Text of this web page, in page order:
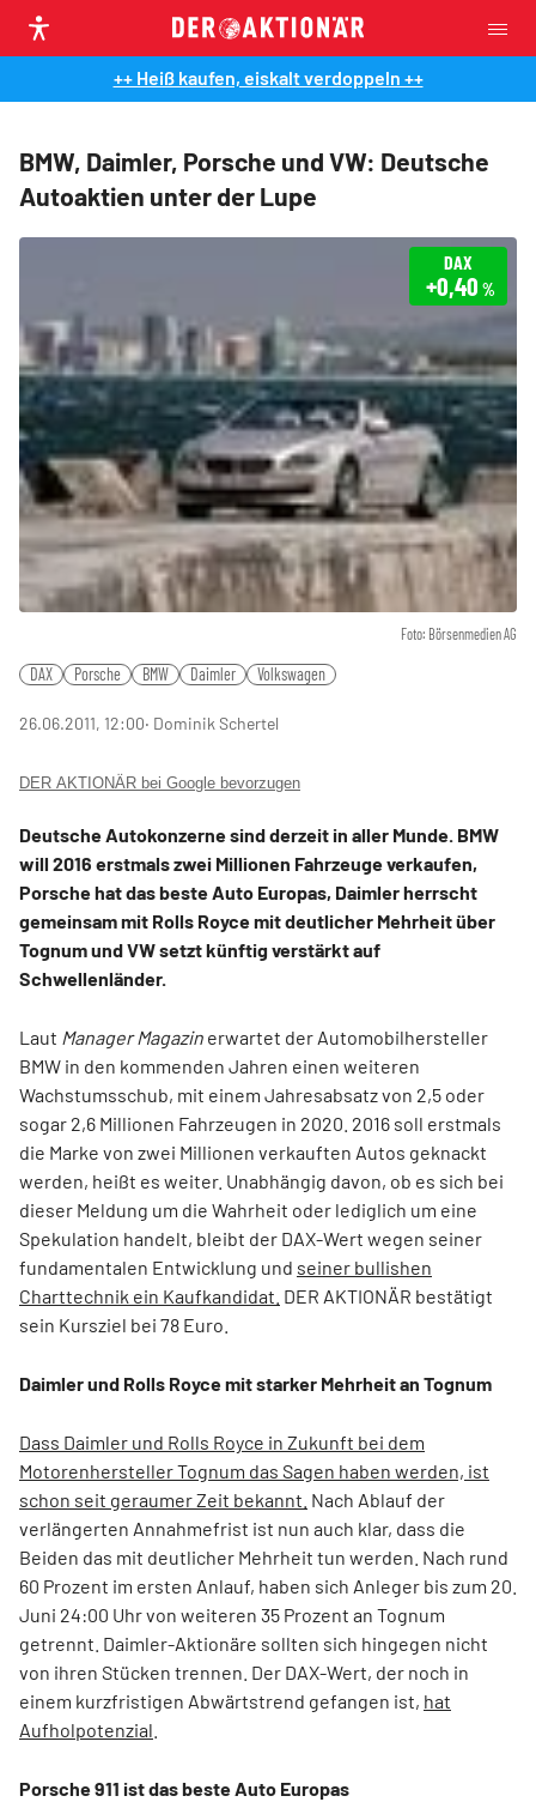
++ Heiß kaufen, eiskalt verdoppeln ++
BMW, Daimler, Porsche und VW: Deutsche
Autoaktien unter der Lupe
Foto: Börsenmedien AG
DAX
+0,40 %
DAX Porsche BMW Daimler Volkswagen
26.06.2011, 12:00‧ Dominik Schertel
DER AKTIONÄR bei Google bevorzugen
Deutsche Autokonzerne sind derzeit in aller Munde. BMW
will 2016 erstmals zwei Millionen Fahrzeuge verkaufen,
Porsche hat das beste Auto Europas, Daimler herrscht
gemeinsam mit Rolls Royce mit deutlicher Mehrheit über
Tognum und VW setzt künftig verstärkt auf
Schwellenländer.
Laut Manager Magazin erwartet der Automobilhersteller
BMW in den kommenden Jahren einen weiteren
Wachstumsschub, mit einem Jahresabsatz von 2,5 oder
sogar 2,6 Millionen Fahrzeugen in 2020. 2016 soll erstmals
die Marke von zwei Millionen verkauften Autos geknackt
werden, heißt es weiter. Unabhängig davon, ob es sich bei
dieser Meldung um die Wahrheit oder lediglich um eine
Spekulation handelt, bleibt der DAX-Wert wegen seiner
fundamentalen Entwicklung und seiner bullishen
Charttechnik ein Kaufkandidat. DER AKTIONÄR bestätigt
sein Kursziel bei 78 Euro.
Daimler und Rolls Royce mit starker Mehrheit an Tognum
Dass Daimler und Rolls Royce in Zukunft bei dem
Motorenhersteller Tognum das Sagen haben werden, ist
schon seit geraumer Zeit bekannt. Nach Ablauf der
verlängerten Annahmefrist ist nun auch klar, dass die
Beiden das mit deutlicher Mehrheit tun werden. Nach rund
60 Prozent im ersten Anlauf, haben sich Anleger bis zum 20.
Juni 24:00 Uhr von weiteren 35 Prozent an Tognum
getrennt. Daimler-Aktionäre sollten sich hingegen nicht
von ihren Stücken trennen. Der DAX-Wert, der noch in
einem kurzfristigen Abwärtstrend gefangen ist, hat
Aufholpotenzial
Porsche 911 ist das beste Auto Europas